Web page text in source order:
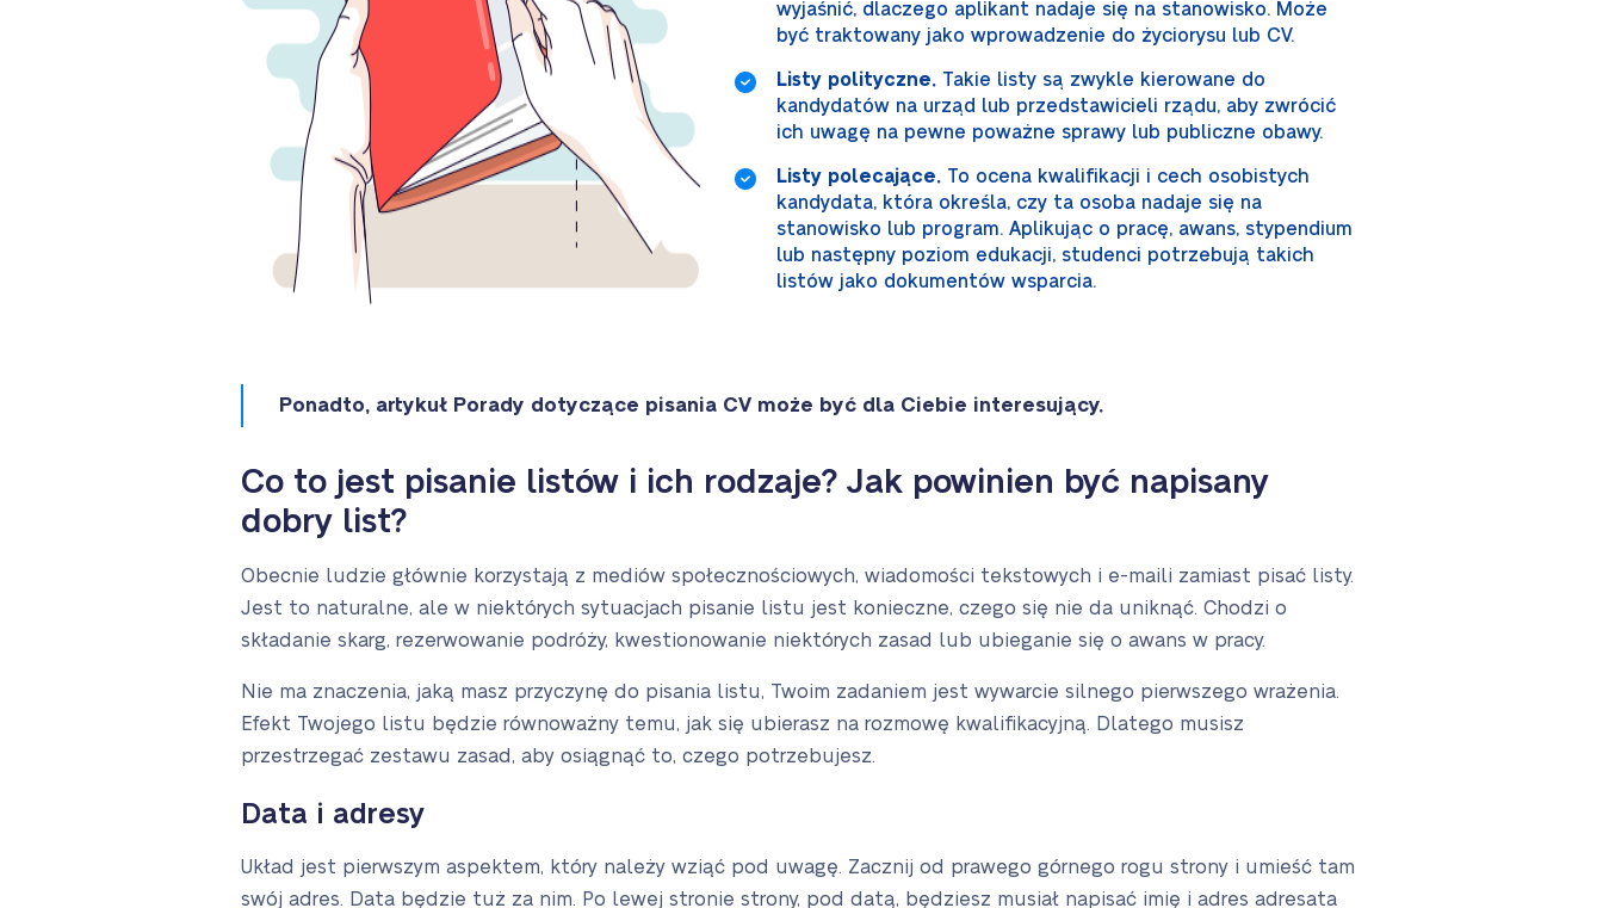
wyjaśnić, dlaczego aplikant nadaje się na stanowisko. Może
być traktowany jako wprowadzenie do życiorysu lub CV.
Listy polityczne. Takie listy są zwykle kierowane do
kandydatów na urząd lub przedstawicieli rządu, aby zwrócić
ich uwagę na pewne poważne sprawy lub publiczne obawy.
Listy polecające. To ocena kwalifikacji i cech osobistych
kandydata, która określa, czy ta osoba nadaje się na
stanowisko lub program. Aplikując o pracę, awans, stypendium
lub następny poziom edukacji, studenci potrzebują takich
listów jako dokumentów wsparcia.
Ponadto, artykuł Porady dotyczące pisania CV może być dla Ciebie interesujący.
Co to jest pisanie listów i ich rodzaje? Jak powinien być napisany
dobry list?
Obecnie ludzie głównie korzystają z mediów społecznościowych, wiadomości tekstowych i e-maili zamiast pisać listy.
Jest to naturalne, ale w niektórych sytuacjach pisanie listu jest konieczne, czego się nie da uniknąć. Chodzi o
składanie skarg, rezerwowanie podróży, kwestionowanie niektórych zasad lub ubieganie się o awans w pracy.
Nie ma znaczenia, jaką masz przyczynę do pisania listu, Twoim zadaniem jest wywarcie silnego pierwszego wrażenia.
Efekt Twojego listu będzie równoważny temu, jak się ubierasz na rozmowę kwalifikacyjną. Dlatego musisz
przestrzegać zestawu zasad, aby osiągnąć to, czego potrzebujesz.
Data i adresy
Układ jest pierwszym aspektem, który należy wziąć pod uwagę. Zacznij od prawego górnego rogu strony i umieść tam
swój adres. Data będzie tuż za nim. Po lewej stronie strony, pod datą, będziesz musiał napisać imię i adres adresata